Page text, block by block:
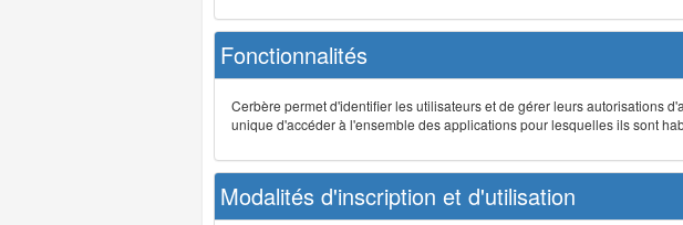
Fonctionnalités
Cerbère permet d'identifier les utilisateurs et de gérer leurs autorisations
unique d'accéder à l'ensemble des applications pour lesquelles ils sont
Modalités d'inscription et d'utilisation